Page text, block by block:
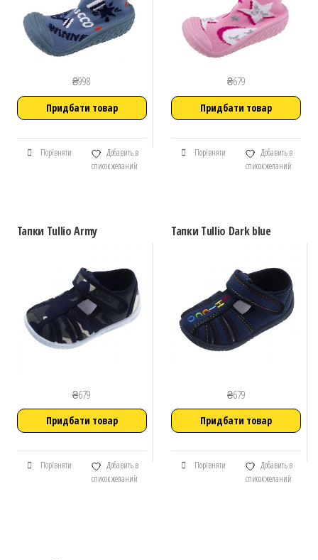
₴998
Придбати товар
Порівняти
Добавить в
список желаний
₴679
Придбати товар
Порівняти
Добавить в
список желаний
Тапки Tullio Army
₴679
Придбати товар
Порівняти
Добавить в
список желаний
Тапки Tullio Dark blue
₴679
Придбати товар
Порівняти
Добавить в
список желаний